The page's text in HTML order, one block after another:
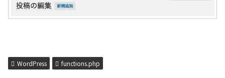
WordPress functions.php